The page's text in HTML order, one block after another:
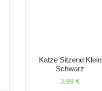
Katze Sitzend Klein
Schwarz
3,99€